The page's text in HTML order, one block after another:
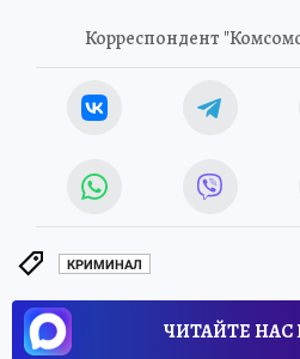
Корреспондент
КРИМИНАЛ
ЧИТАЙТЕ НАС